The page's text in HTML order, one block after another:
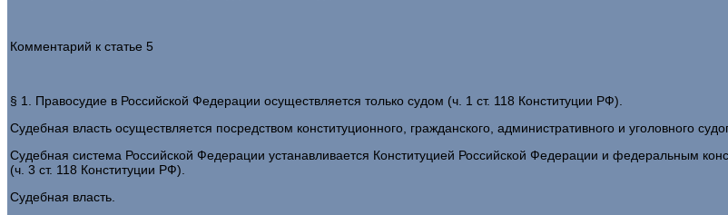
Комментарий к статье 5
§ 1. Правосудие в Российской Федерации осуществляется только судом (ч. 1 ст. 118 Конституции РФ).
Судебная власть осуществляется посредством конституционного, гражданского, административного и уголовного
Судебная система Российской Федерации устанавливается Конституцией Российской Федерации и федеральным
(ч. 3 ст. 118 Конституции РФ).
Судебная власть.